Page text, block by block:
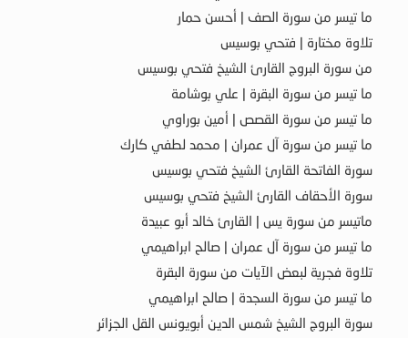
ما تيسر من سورة الصف | أحسن حمار
تلاوة مختارة | فتحي بوسيس
من سورة البروج القارئ الشيخ فتحي بوسيس
ما تيسر من سورة البقرة | علي بوشامة
ما تيسر من سورة القصص | أمين بوراوي
ما تيسر من سورة آل عمران | محمد لطفي كارك
سورة الفاتحة القارئ الشيخ فتحي بوسيس
سورة الأحقاف القارئ الشيخ فتحي بوسيس
ماتيسر من سورة يس | القارئ خالد أبو عبيدة
ما تيسر من سورة آل عمران | صالح ابراهيمي
تلاوة فجرية لبعض الآيات من سورة البقرة
ما تيسر من سورة السجدة | صالح ابراهيمي
سورة البروج الشيخ شمس الدين أبويونس القل الجزائر